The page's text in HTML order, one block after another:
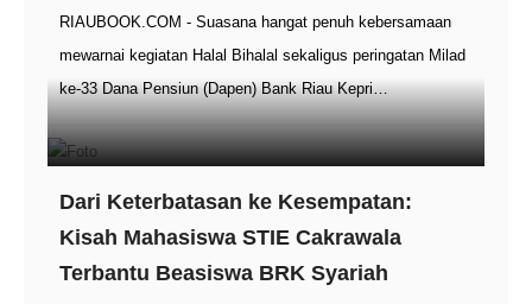
RIAUBOOK.COM - Suasana hangat penuh kebersamaan
mewarnai kegiatan Halal Bihalal sekaligus peringatan Milad
ke-33 Dana Pensiun (Dapen) Bank Riau Kepri…
Dari Keterbatasan ke Kesempatan:
Kisah Mahasiswa STIE Cakrawala
Terbantu Beasiswa BRK Syariah